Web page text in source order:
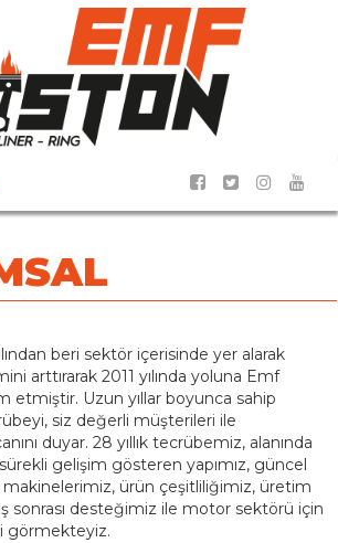
beri sektör içerisinde yer alarak
arttırarak 2011 yılında yoluna Emf
etmiştir. Uzun yıllar boyunca sahip
siz değerli müşterileri ile
duyar. 28 yıllık tecrübemiz, alanında
gelişim gösteren yapımız, güncel
ürün çeşitliliğimiz, üretim
sonrası desteğimiz ile motor sektörü için
görmekteyiz.